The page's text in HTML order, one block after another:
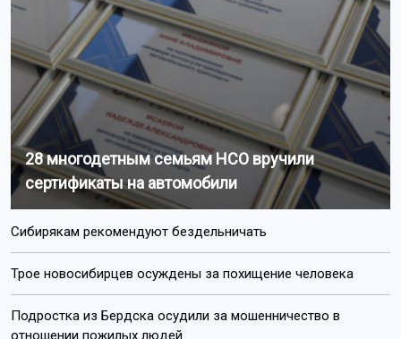
28 многодетным семьям НСО вручили
сертификаты на автомобили
Сибирякам рекомендуют бездельничать
Трое новосибирцев осуждены за похищение человека
Подростка из Бердска осудили за мошенничество в
отношении пожилых людей